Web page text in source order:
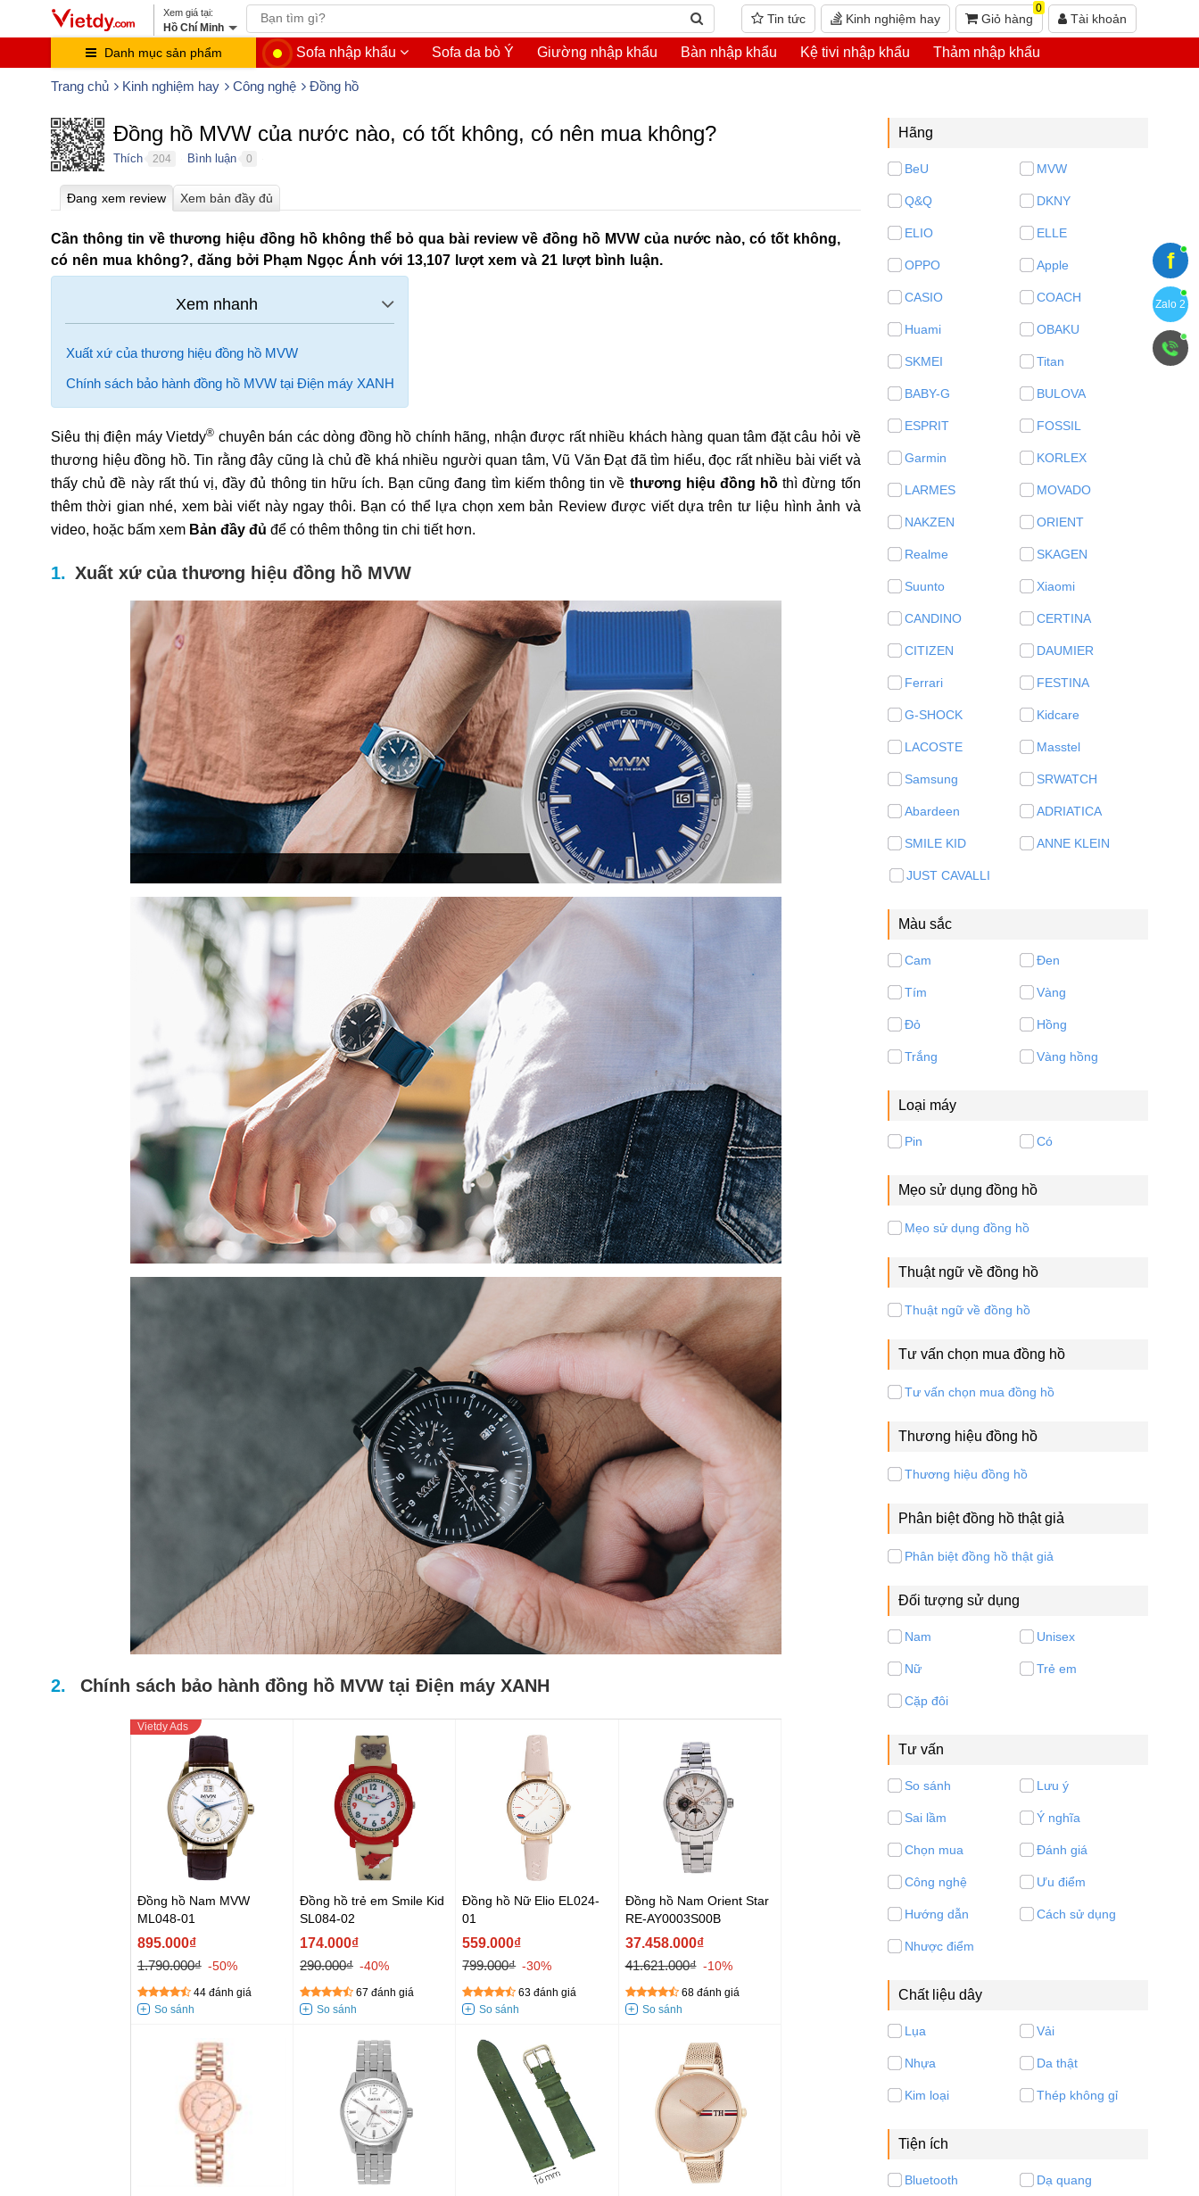
Hồ Chí Minh
Tin tức Kinh nghiệm hay Giỏ hàng
0
Tài khoản
Danh mục sản phẩm Sofa nhập khẩu Sofa da bò Ý Giường nhập khẩu Bàn nhập khẩu Kệ tivi nhập khẩu Thảm nhập khẩu
Trang chủ Kinh nghiệm hay Công nghệ Đồng hồ
Hãng
BeU MVW
Q&Q DKNY
ELIO ELLE
OPPO Apple
CASIO COACH
Huami OBAKU
SKMEI Titan
BABY-G BULOVA
ESPRIT FOSSIL
Garmin KORLEX
LARMES MOVADO
NAKZEN ORIENT
Realme SKAGEN
Suunto Xiaomi
CANDINO CERTINA
CITIZEN DAUMIER
Ferrari FESTINA
G-SHOCK Kidcare
LACOSTE Masstel
Samsung SRWATCH
Abardeen ADRIATICA
SMILE KID ANNE KLEIN
JUST CAVALLI
Màu sắc
Cam Đen
Tím Vàng
Đỏ Hồng
Trắng Vàng hồng
Loại máy
Pin Có
Mẹo sử dụng đồng hồ
Mẹo sử dụng đồng hồ
Thuật ngữ về đồng hồ
Thuật ngữ về đồng hồ
Tư vấn chọn mua đồng hồ
Tư vấn chọn mua đồng hồ
Thương hiệu đồng hồ
Thương hiệu đồng hồ
Phân biệt đồng hồ thật giả
Phân biệt đồng hồ thật giả
Đối tượng sử dụng
Nam Unisex
Nữ Trẻ em
Cặp đôi
Tư vấn
So sánh Lưu ý
Sai lầm Ý nghĩa
Chọn mua Đánh giá
Công nghệ Ưu điểm
Hướng dẫn Cách sử dụng
Nhược điểm
Chất liệu dây
Lụa Vải
Nhựa Da thật
Kim loại Thép không gỉ
Tiện ích
Bluetooth Dạ quang
Đồng hồ MVW của nước nào, có tốt không, có nên mua không?
Thích 204 Bình luận 0
Cần thông tin về thương hiệu đồng hồ không thể bỏ qua bài review về đồng hồ MVW của nước nào, có tốt không,
có nên mua không?, đăng bởi Phạm Ngọc Ánh với 13,107 lượt xem và 21 lượt bình luận.
Xuất xứ của thương hiệu đồng hồ MVW
Chính sách bảo hành đồng hồ MVW tại Điện máy XANH
Siêu thị điện máy Vietdy® chuyên bán các dòng đồng hồ chính hãng, nhận được rất nhiều khách hàng quan tâm đặt câu hỏi về
thương hiệu đồng hồ. Tin rằng đây cũng là chủ đề khá nhiều người quan tâm, Vũ Văn Đạt đã tìm hiểu, đọc rất nhiều bài viết và
thấy chủ đề này rất thú vị, đầy đủ thông tin hữu ích. Bạn cũng đang tìm kiếm thông tin về thương hiệu đồng hồ thì đừng tốn
thêm thời gian nhé, xem bài viết này ngay thôi. Bạn có thể lựa chọn xem bản Review được viết dựa trên tư liệu hình ảnh và
video, hoặc bấm xem Bản đầy đủ để có thêm thông tin chi tiết hơn.
Xuất xứ của thương hiệu đồng hồ MVW
Chính sách bảo hành đồng hồ MVW tại Điện máy XANH
Đồng hồ Nam MVW
ML048-01
895.000₫
1.790.000₫ -50%
44 đánh giá
Đồng hồ trẻ em Smile Kid
SL084-02
174.000₫
290.000₫ -40%
67 đánh giá
Đồng hồ Nữ Elio EL024-
01
559.000₫
799.000₫ -30%
63 đánh giá
Đồng hồ Nam Orient Star
RE-AY0003S00B
37.458.000₫
41.621.000₫ -10%
68 đánh giá
f
Zalo 2